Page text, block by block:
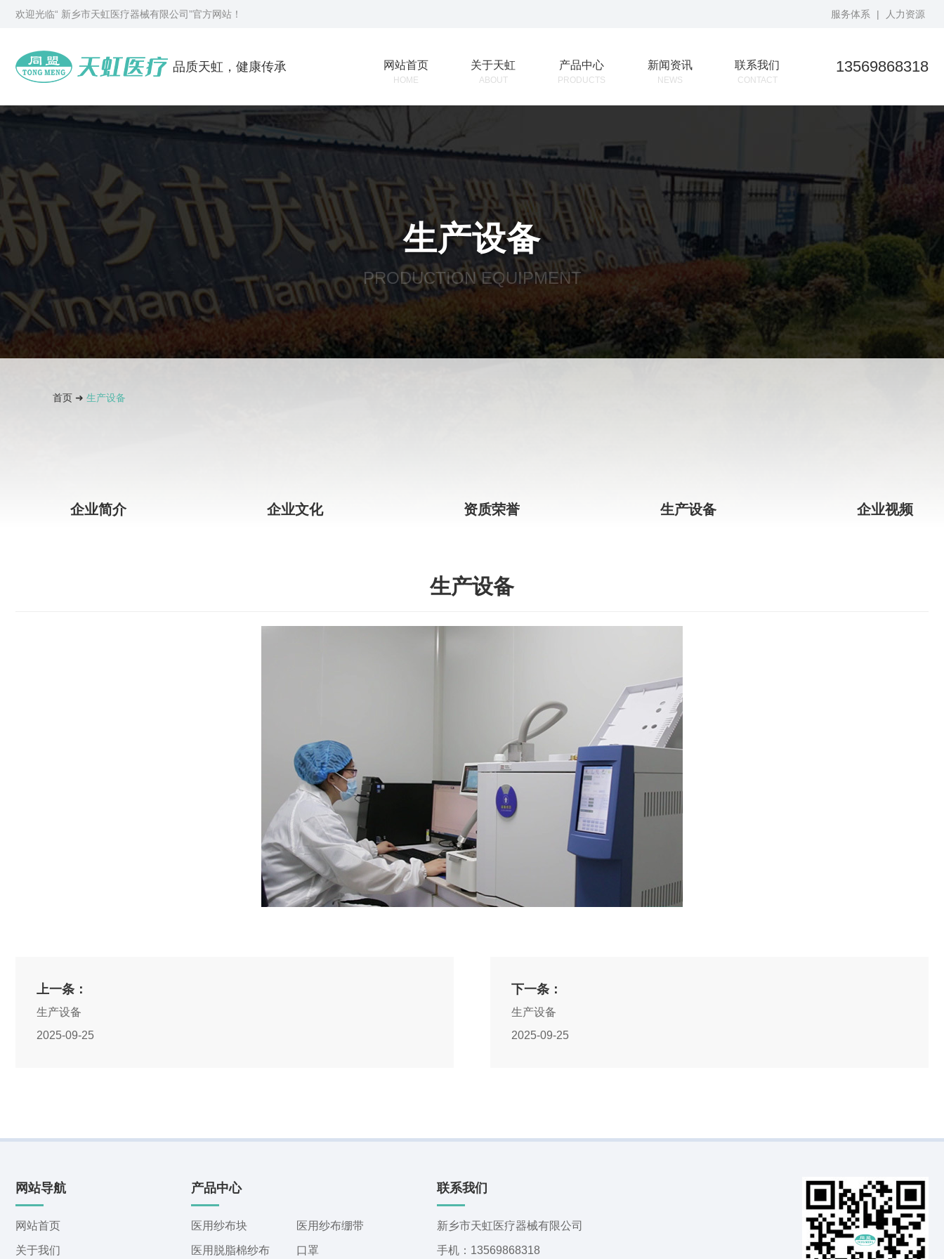
欢迎光临“ 新乡市天虹医疗器械有限公司”官方网站！ 服务体系 | 人力资源
品质天虹，健康传承 13569868318
网站首页
HOME
关于天虹
ABOUT
产品中心
PRODUCTS
新闻资讯
NEWS
联系我们
CONTACT
生产设备
PRODUCTION EQUIPMENT
首页 ➜ 生产设备
企业简介 企业文化 资质荣誉 生产设备 企业视频
生产设备
上一条：
生产设备
2025-09-25
下一条：
生产设备
2025-09-25
网站导航
网站首页
关于我们
产品中心
医用纱布块 医用纱布绷带
医用脱脂棉纱布 口罩
联系我们
新乡市天虹医疗器械有限公司
手机：13569868318